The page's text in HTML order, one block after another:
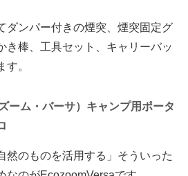
ダンパー付きの煙突、煙突固定グ
き棒、工具セット、キャリーバッ
。
ーム・バーサ）キャンプ用ポータ
然のものを活用する」そういった